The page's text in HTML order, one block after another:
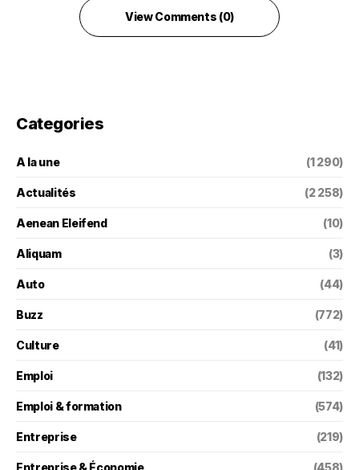
View Comments (0)
Categories
A la une (1 290)
Actualités (2 258)
Aenean Eleifend (10)
Aliquam (3)
Auto (44)
Buzz (772)
Culture (41)
Emploi (132)
Emploi & formation (574)
Entreprise (219)
Entreprise & Économie (458)